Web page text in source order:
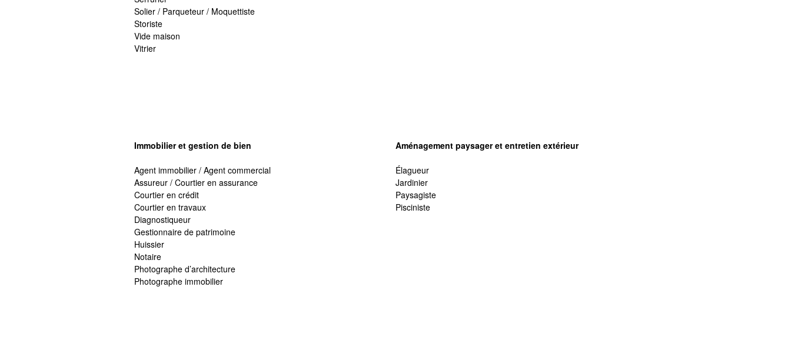
Solier / Parqueteur / Moquettiste
Storiste
Vide maison
Vitrier
Immobilier et gestion de bien
Agent immobilier / Agent commercial
Assureur / Courtier en assurance
Courtier en crédit
Courtier en travaux
Diagnostiqueur
Gestionnaire de patrimoine
Huissier
Notaire
Photographe d’architecture
Photographe immobilier
Aménagement paysager et entretien extérieur
Élagueur
Jardinier
Paysagiste
Pisciniste